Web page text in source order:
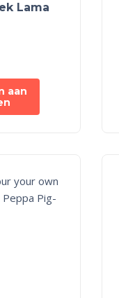
Lama
aan